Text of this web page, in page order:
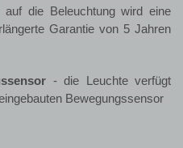
auf die Beleuchtung wird eine
Garantie von 5 Jahren
- die Leuchte verfügt
Bewegungssensor